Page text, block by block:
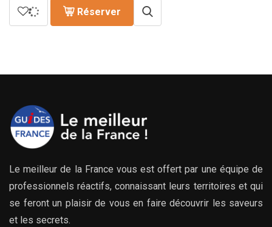
Réserver
Le meilleur de la France vous est offert par une équipe de
professionnels réactifs, connaissant leurs territoires et qui
se feront un plaisir de vous en faire découvrir les saveurs
et les secrets.